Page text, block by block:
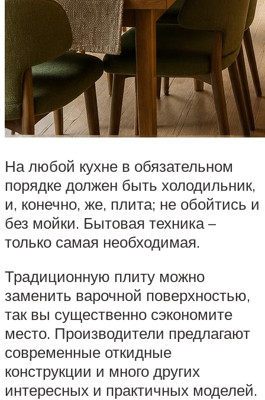
На любой кухне в обязательном
порядке должен быть холодильник,
и, конечно, же, плита; не обойтись и
без мойки. Бытовая техника –
только самая необходимая.
Традиционную плиту можно
заменить варочной поверхностью,
так вы существенно сэкономите
место. Производители предлагают
современные откидные
конструкции и много других
интересных и практичных моделей.